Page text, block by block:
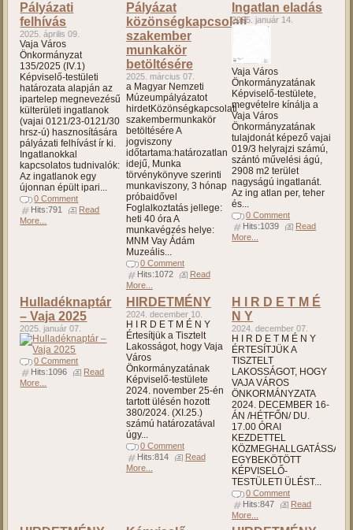
Pályázati
felhívás
2025. április 09.
Vaja Város
Önkormányzat
135/2025 (IV.1)
Képviselő-testületi
határozata alapján az
ipartelep megnevezésű
külterületi ingatlanok
(vajai 0121/23-0121/30
hrsz-ú) hasznosítására
pályázati felhívást ír ki.
Ingatlanokkal
kapcsolatos tudnivalók:
Az ingatlanok egy
újonnan épült ipari...
0 Comment
Hits:791
Read
More...
Pályázat
közönségkapcsolati
szakember
munkakör
betöltésére
2025. március 07.
a Magyar Nemzeti
Múzeumpályázatot
hirdetKözönségkapcsolati
szakembermunkakör
betöltésére A
jogviszony
időtartama:határozatlan
idejű, Munka
törvénykönyve szerinti
munkaviszony, 3 hónap
próbaidővel
Foglalkoztatás jellege:
heti 40 óra A
munkavégzés helye:
MNM Vay Ádám
Muzeális...
0 Comment
Hits:1072
Read
More...
Ingatlan eladás
2025. január 14.
Vaja Város
Önkormányzatának
Képviselő-testülete,
megvételre kínálja a
Vaja Város
Önkormányzatának
tulajdonát képező vajai
019/3 helyrajzi számú,
szántó művelési ágú,
2908 m2 terület
nagyságú ingatlanát.
Az ing atlan per, teher
és...
0 Comment
Hits:1039
Read
More...
Hulladéknaptár
– Vaja 2025
2025. január 07.
0 Comment
Hits:1096
Read
More...
HIRDETMÉNY
2024. december 10.
H I R D E T M É N Y
Értesítjük a Tisztelt
Lakosságot, hogy Vaja
Város
Önkormányzatának
Képviselő-testülete
2024. november 25-én
tartott ülésén hozott
380/2024. (XI.25.)
számú határozatával
úgy...
0 Comment
Hits:814
Read
More...
H I R D E T M É
N Y
2024. december 07.
H I R D E T M É N Y
ÉRTESÍTJÜK A
TISZTELT
LAKOSSÁGOT, HOGY
VAJA VÁROS
ÖNKORMÁNYZATA
2024. DECEMBER 16-
ÁN /HÉTFŐN/ DU.
17.00 ÓRAI
KEZDETTEL
KÖZMEGHALLGATÁSSAL
EGYBEKÖTÖTT
KÉPVISELŐ-
TESTÜLETI ÜLÉST...
0 Comment
Hits:847
Read
More...